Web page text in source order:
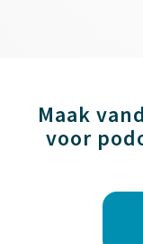
Maak
voor